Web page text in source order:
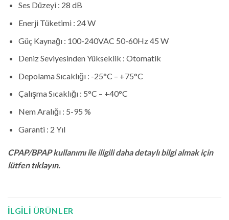
Ses Düzeyi : 28 dB
Enerji Tüketimi : 24 W
Güç Kaynağı : 100-240VAC 50-60Hz 45 W
Deniz Seviyesinden Yükseklik : Otomatik
Depolama Sıcaklığı : -25°C – +75°C
Çalışma Sıcaklığı : 5°C – +40°C
Nem Aralığı : 5-95 %
Garanti : 2 Yıl
CPAP/BPAP kullanımı ile iligili daha detaylı bilgi almak için
lütfen tıklayın.
İLGILI ÜRÜNLER